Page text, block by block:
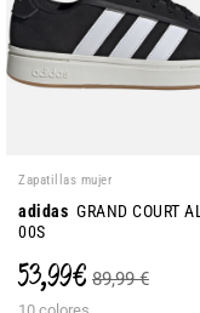
Zapatillas mujer
adidas GRAND COURT
00S
53,99 € 89,99 €